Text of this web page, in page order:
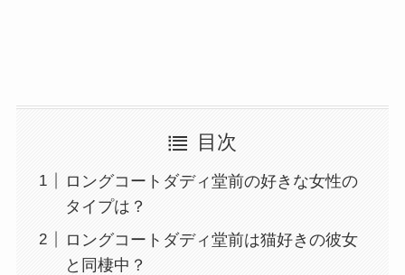
目次
ロングコートダディ堂前の好きな女性の
タイプは？
ロングコートダディ堂前は猫好きの彼女
と同棲中？